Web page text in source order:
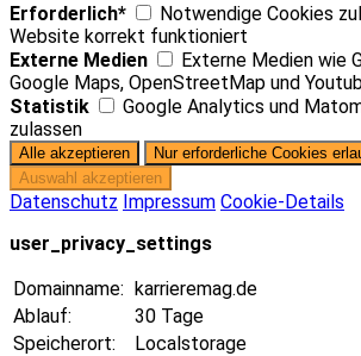
Erforderlich*
Notwendige Cookies
Website korrekt funktioniert
Externe Medien
Externe Medien wie
Google Maps, OpenStreetMap und
Statistik
Google Analytics und
zulassen
Datenschutz Impressum Cookie-Details
user_privacy_settings
Domainname: karrieremag.de
Ablauf:
30 Tage
Speicherort:
Localstorage